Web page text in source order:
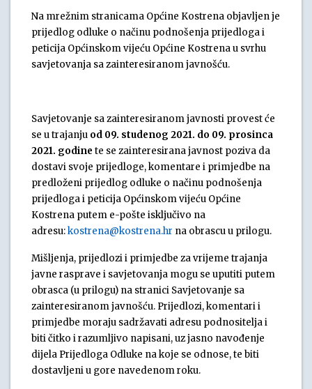
Na mrežnim stranicama Općine Kostrena objavljen je
prijedlog odluke o načinu podnošenja prijedloga i
peticija Općinskom vijeću Općine Kostrena u svrhu
savjetovanja sa zainteresiranom javnošću.
Savjetovanje sa zainteresiranom javnosti provest će
se u trajanju od 09. studenog 2021. do 09. prosinca
2021. godine te se zainteresirana javnost poziva da
dostavi svoje prijedloge, komentare i primjedbe na
predloženi prijedlog odluke o načinu podnošenja
prijedloga i peticija Općinskom vijeću Općine
Kostrena putem e-pošte isključivo na
adresu:kostrena@kostrena.hr na obrascu u prilogu.
Mišljenja, prijedlozi i primjedbe za vrijeme trajanja
javne rasprave i savjetovanja mogu se uputiti putem
obrasca (u prilogu) na stranici Savjetovanje sa
zainteresiranom javnošću. Prijedlozi, komentari i
primjedbe moraju sadržavati adresu podnositelja i
biti čitko i razumljivo napisani, uz jasno navođenje
dijela Prijedloga Odluke na koje se odnose, te biti
dostavljeni u gore navedenom roku.